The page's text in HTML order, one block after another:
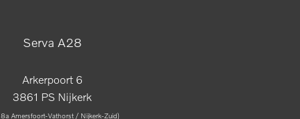
Serva A28
Arkerpoort 6
3861 PS Nijkerk
8a Amersfoort-Vathorst / Nijkerk-Zuid)